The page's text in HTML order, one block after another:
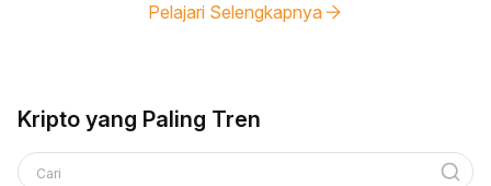
Pelajari Selengkapnya
Kripto yang Paling Tren
Cari